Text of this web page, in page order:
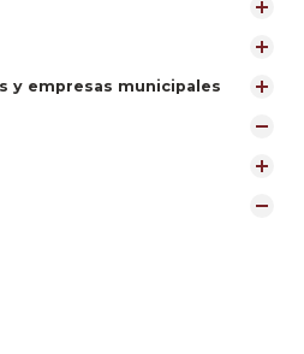
y empresas municipales